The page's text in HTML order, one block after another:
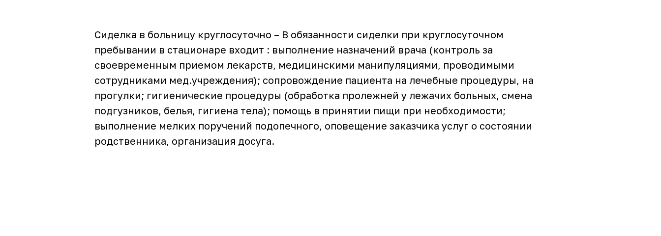
Сиделка в больницу круглосуточно – В обязанности сиделки при круглосуточном
пребывании в стационаре входит : выполнение назначений врача (контроль за
своевременным приемом лекарств, медицинскими манипуляциями, проводимыми
сотрудниками мед.учреждения); сопровождение пациента на лечебные процедуры, на
прогулки; гигиенические процедуры (обработка пролежней у лежачих больных, смена
подгузников, белья, гигиена тела); помощь в принятии пищи при необходимости;
выполнение мелких поручений подопечного, оповещение заказчика услуг о состоянии
родственника, организация досуга.